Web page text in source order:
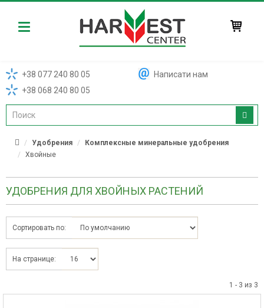
Harvest
+38 077 240 80 05
+38 068 240 80 05
Написати нам
Удобрения
Комплексные минеральные удобрения
Хвойные
УДОБРЕНИЯ ДЛЯ ХВОЙНЫХ РАСТЕНИЙ
Сортировать по:
На странице:
1 - 3 из 3